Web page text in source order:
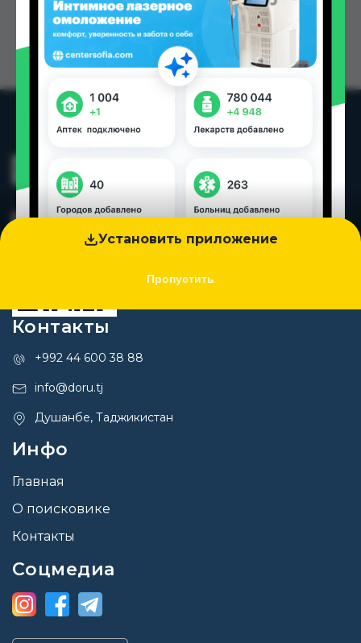
Установить приложение
Пропустить
Контакты
+992 44 600 38 88
info@doru.tj
Душанбе, Таджикистан
Инфо
Главная
О поисковике
Контакты
Соцмедиа